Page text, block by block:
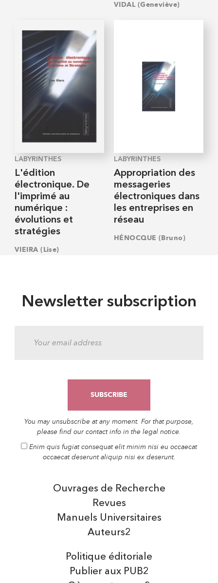
VIDAL (Geneviève)
LABYRINTHES
L'édition
électronique. De
l'imprimé au
numérique :
évolutions et
stratégies
VIEIRA (Lise)
LABYRINTHES
Appropriation des
messageries
électroniques dans
les entreprises en
réseau
HÉNOCQUE (Bruno)
Newsletter subscription
You may unsubscribe at any moment. For that purpose,
please find our contact info in the legal notice.
Enim quis fugiat consequat elit minim nisi eu occaecat
occaecat deserunt aliquip nisi ex deserunt.
Auteurs2
Manuels Universitaires
Ouvrages de Recherche
Revues
Politique éditoriale
Publier aux PUB2